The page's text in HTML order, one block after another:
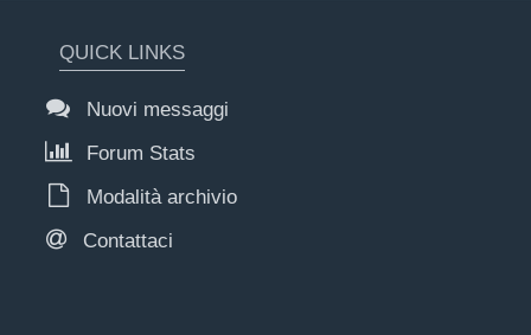
QUICK LINKS
Nuovi messaggi
Forum Stats
Modalità archivio
Contattaci